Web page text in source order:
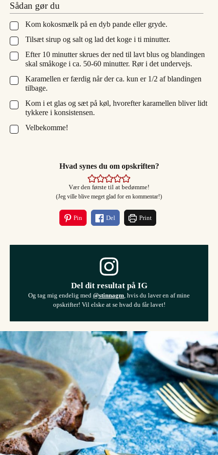
Sådan gør du
▢
Kom kokosmælk på en dyb pande eller gryde.
▢
Tilsæt sirup og salt og lad det koge i ti minutter.
▢
Efter 10 minutter skrues der ned til lavt blus og blandingen
skal småkoge i ca. 50-60 minutter. Rør i det undervejs.
▢
Karamellen er færdig når der ca. kun er 1/2 af blandingen
tilbage.
▢
Kom i et glas og sæt på køl, hvorefter karamellen bliver lidt
tykkere i konsistensen.
▢
Velbekomme!
Hvad synes du om opskriften?
Vær den første til at bedømme!
(Jeg ville blive meget glad for en kommentar!)
Pin Del Print
Del dit resultat på IG
Og tag mig endelig med @stinnagm, hvis du laver en af mine
opskrifter! Vil elske at se hvad du får lavet!